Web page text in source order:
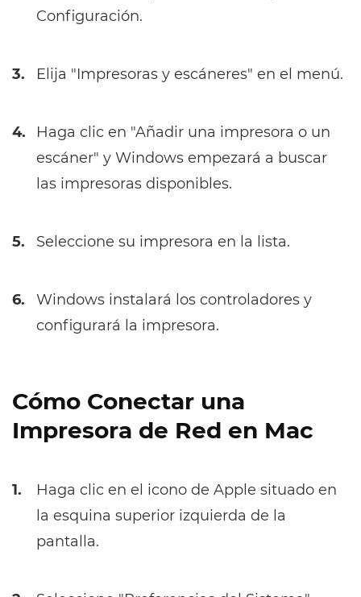
Configuración.
3. Elija "Impresoras y escáneres" en el menú.
4.
Haga clic en "Añadir una impresora o un
escáner" y Windows empezará a buscar
las impresoras disponibles.
5. Seleccione su impresora en la lista.
6.
Windows instalará los controladores y
configurará la impresora.
Cómo Conectar una
Impresora de Red en Mac
1.
Haga clic en el icono de Apple situado en
la esquina superior izquierda de la
pantalla.